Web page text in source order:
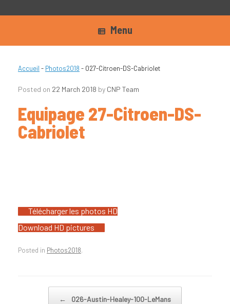
Menu
Accueil - Photos2018 - 027-Citroen-DS-Cabriolet
Posted on 22 March 2018 by CNP Team
Equipage 27-Citroen-DS-
Cabriolet
Télécharger les photos HD
Download HD pictures
Posted in Photos2018.
← 026-Austin-Healey-100-LeMans